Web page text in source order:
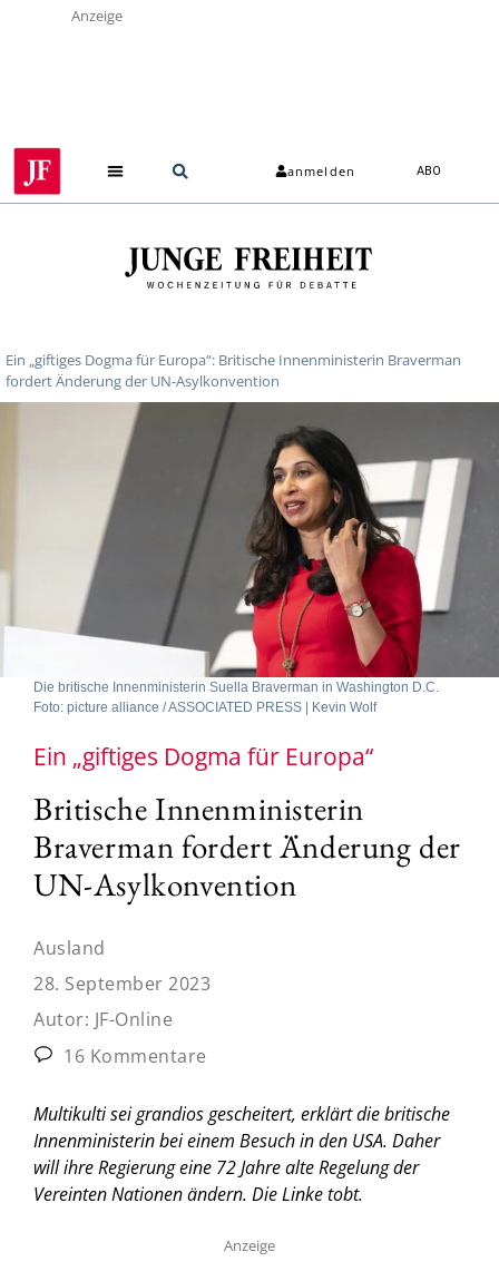
Anzeige
anmelden ABO
Ein „giftiges Dogma für Europa“: Britische Innenministerin Braverman
fordert Änderung der UN-Asylkonvention
Die britische Innenministerin Suella Braverman in Washington D.C.
Foto: picture alliance / ASSOCIATED PRESS | Kevin Wolf
Ein „giftiges Dogma für Europa“
Britische Innenministerin
Braverman fordert Änderung der
UN-Asylkonvention
Ausland
28. September 2023
Autor: JF-Online
16 Kommentare
Multikulti sei grandios gescheitert, erklärt die britische
Innenministerin bei einem Besuch in den USA. Daher
will ihre Regierung eine 72 Jahre alte Regelung der
Vereinten Nationen ändern. Die Linke tobt.
Anzeige